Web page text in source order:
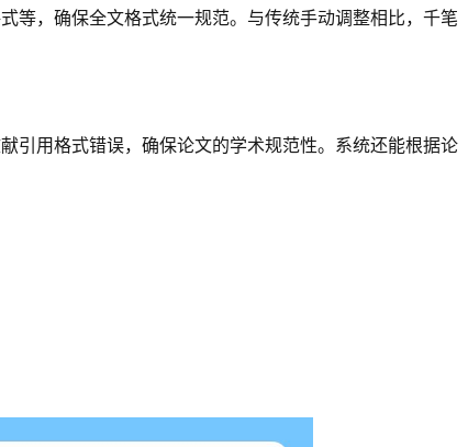
等，确保全文格式统一规范。与传统手动调整相比，千笔
引用格式错误，确保论文的学术规范性。系统还能根据论